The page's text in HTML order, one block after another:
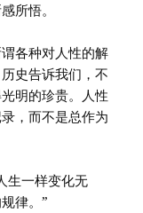
所悟。
各种对人性的解
史告诉我们，不
明的珍贵。人性
，而不是总作为
生一样变化无
律。”